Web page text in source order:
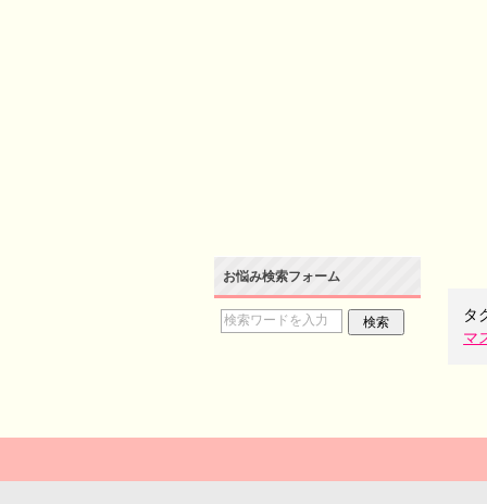
タ
マ
お悩み検索フォーム